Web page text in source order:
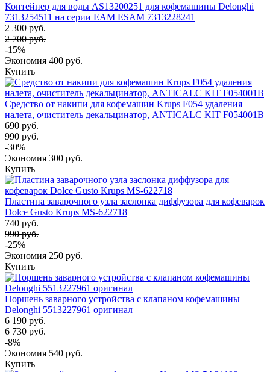
Контейнер для воды AS13200251 для кофемашины Delonghi
7313254511 на серии EAM ESAM 7313228241
2 300 руб.
2 700 руб.
-15%
Экономия 400 руб.
Купить
Средство от накипи для кофемашин Krups F054 удаления
налета, очиститель декальцинатор, ANTICALC KIT F054001B
690 руб.
990 руб.
-30%
Экономия 300 руб.
Купить
Пластина заварочного узла заслонка диффузора для кофеварок
Dolce Gusto Krups MS-622718
740 руб.
990 руб.
-25%
Экономия 250 руб.
Купить
Поршень заварного устройства с клапаном кофемашины
Delonghi 5513227961 оригинал
6 190 руб.
6 730 руб.
-8%
Экономия 540 руб.
Купить